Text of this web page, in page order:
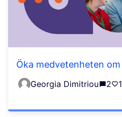
Öka medvetenheten
Georgia Dimitriou 2 1